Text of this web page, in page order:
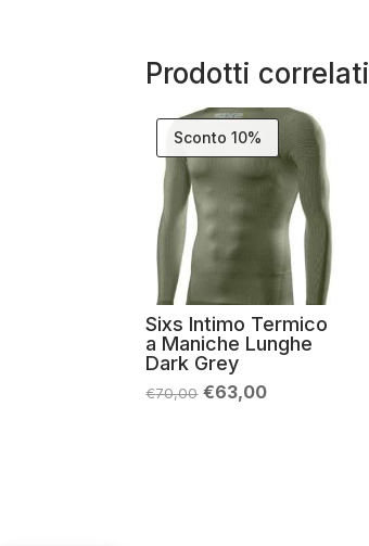
Prodotti correlati
Sconto 10%
Sixs Intimo Termico
a Maniche Lunghe
Dark Grey
€70,00 Il
prezzo
€63,00Il